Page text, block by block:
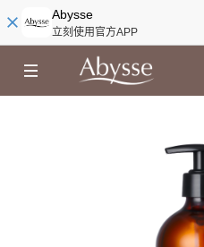
Abysse
立刻使用官方APP